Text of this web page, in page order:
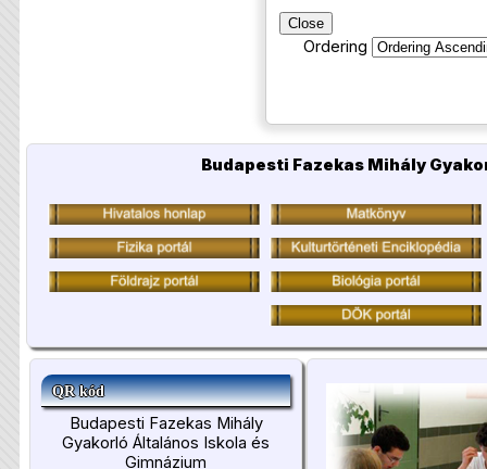
Close
Ordering
Budapesti Fazekas Mihály
QR kód
Budapesti Fazekas Mihály
Gyakorló Általános Iskola és
Gimnázium